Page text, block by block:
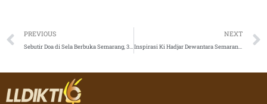
Prev
PREVIOUS
Sebutir Doa di Sela Berbuka Semarang, 30 April 2021
NEXT
Inspirasi Ki Hadjar Dewantara Semarang, 2 Mei 2021